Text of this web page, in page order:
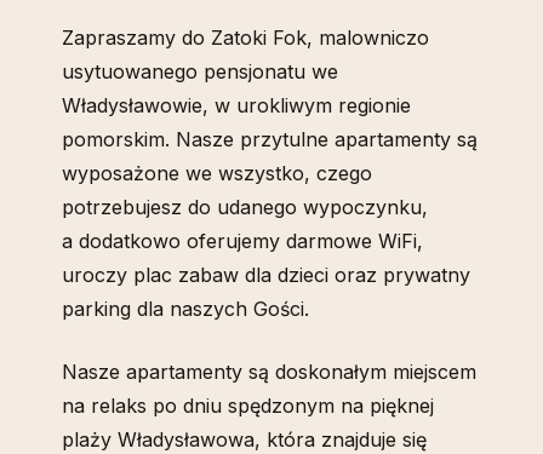
Zapraszamy do Zatoki Fok, malowniczo
usytuowanego pensjonatu we
Władysławowie, w urokliwym regionie
pomorskim. Nasze przytulne apartamenty są
wyposażone we wszystko, czego
potrzebujesz do udanego wypoczynku,
a dodatkowo oferujemy darmowe WiFi,
uroczy plac zabaw dla dzieci oraz prywatny
parking dla naszych Gości.
Nasze apartamenty są doskonałym miejscem
na relaks po dniu spędzonym na pięknej
plaży Władysławowa, która znajduje się